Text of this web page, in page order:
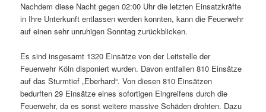
Nachdem diese Nacht gegen 02:00 Uhr die letzten Einsatzkräfte
in Ihre Unterkunft entlassen werden konnten, kann die Feuerwehr
auf einen sehr unruhigen Sonntag zurückblicken.
Es sind insgesamt 1320 Einsätze von der Leitstelle der
Feuerwehr Köln disponiert wurden. Davon entfallen 810 Einsätze
auf das Sturmtief „Eberhard“. Von diesen 810 Einsätzen
bedurften 29 Einsätze eines sofortigen Eingreifens durch die
Feuerwehr, da es sonst weitere massive Schäden drohten. Dazu